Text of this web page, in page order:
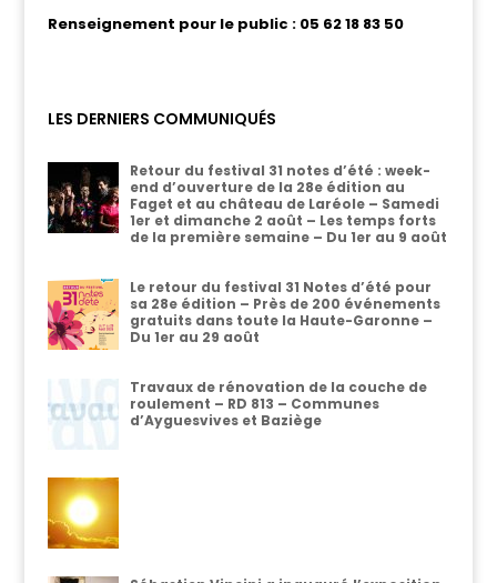
Renseignement pour le public : 05 62 18 83 50
LES DERNIERS COMMUNIQUÉS
Retour du festival 31 notes d’été : week-
end d’ouverture de la 28e édition au
Faget et au château de Laréole – Samedi
1er et dimanche 2 août – Les temps forts
de la première semaine – Du 1er au 9 août
Le retour du festival 31 Notes d’été pour
sa 28e édition – Près de 200 événements
gratuits dans toute la Haute-Garonne –
Du 1er au 29 août
Travaux de rénovation de la couche de
roulement – RD 813 – Communes
d’Ayguesvives et Baziège